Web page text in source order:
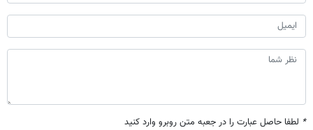
* لطفا حاصل عبارت را در جعبه متن روبرو وارد کنید